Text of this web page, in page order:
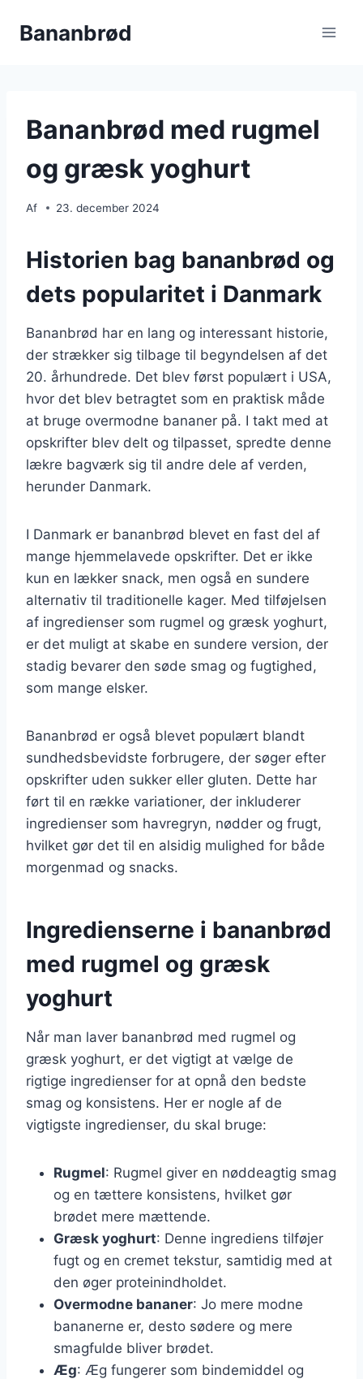
Bananbrød
Bananbrød med rugmel
og græsk yoghurt
Af 23. december 2024
Historien bag bananbrød og
dets popularitet i Danmark
Bananbrød har en lang og interessant historie,
der strækker sig tilbage til begyndelsen af det
20. århundrede. Det blev først populært i USA,
hvor det blev betragtet som en praktisk måde
at bruge overmodne bananer på. I takt med at
opskrifter blev delt og tilpasset, spredte denne
lækre bagværk sig til andre dele af verden,
herunder Danmark.
I Danmark er bananbrød blevet en fast del af
mange hjemmelavede opskrifter. Det er ikke
kun en lækker snack, men også en sundere
alternativ til traditionelle kager. Med tilføjelsen
af ingredienser som rugmel og græsk yoghurt,
er det muligt at skabe en sundere version, der
stadig bevarer den søde smag og fugtighed,
som mange elsker.
Bananbrød er også blevet populært blandt
sundhedsbevidste forbrugere, der søger efter
opskrifter uden sukker eller gluten. Dette har
ført til en række variationer, der inkluderer
ingredienser som havregryn, nødder og frugt,
hvilket gør det til en alsidig mulighed for både
morgenmad og snacks.
Ingredienserne i bananbrød
med rugmel og græsk
yoghurt
Når man laver bananbrød med rugmel og
græsk yoghurt, er det vigtigt at vælge de
rigtige ingredienser for at opnå den bedste
smag og konsistens. Her er nogle af de
vigtigste ingredienser, du skal bruge:
Rugmel: Rugmel giver en nøddeagtig smag
og en tættere konsistens, hvilket gør
brødet mere mættende.
Græsk yoghurt: Denne ingrediens tilføjer
fugt og en cremet tekstur, samtidig med at
den øger proteinindholdet.
Overmodne bananer: Jo mere modne
bananerne er, desto sødere og mere
smagfulde bliver brødet.
Æg: Æg fungerer som bindemiddel og